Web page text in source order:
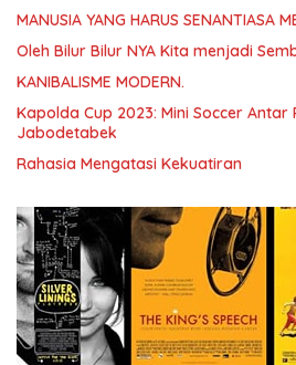
MANUSIA YANG HARUS SENANTIASA
Oleh Bilur Bilur NYA Kita menjadi
KANIBALISME MODERN.
Kapolda Cup 2023: Mini Soccer
Jabodetabek
Rahasia Mengatasi Kekuatiran